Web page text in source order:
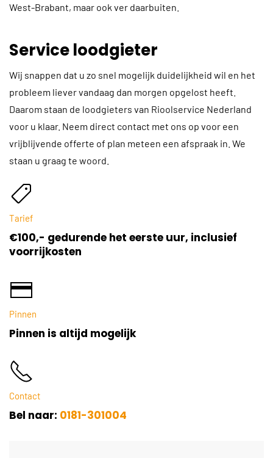
West-Brabant, maar ook ver daarbuiten.
Service loodgieter
Wij snappen dat u zo snel mogelijk duidelijkheid wil en het
probleem liever vandaag dan morgen opgelost heeft.
Daarom staan de loodgieters van Rioolservice Nederland
voor u klaar. Neem direct contact met ons op voor een
vrijblijvende offerte of plan meteen een afspraak in. We
staan u graag te woord.
Tarief
€100,- gedurende het eerste uur, inclusief
voorrijkosten
Pinnen
Pinnen is altijd mogelijk
Contact
Bel naar: 0181-301004